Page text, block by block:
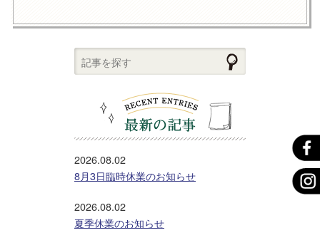
2026.08.02
8月3日臨時休業のお知らせ
2026.08.02
夏季休業のお知らせ